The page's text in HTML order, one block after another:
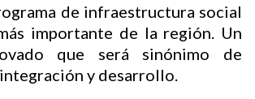
de infraestructura social
importante de la región. Un
que será sinónimo de
y desarrollo.